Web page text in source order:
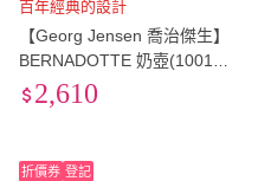
百年經典的設計
【Georg Jensen 喬治傑生】
BERNADOTTE 奶壺(10019
283)2,610
折價券 登記